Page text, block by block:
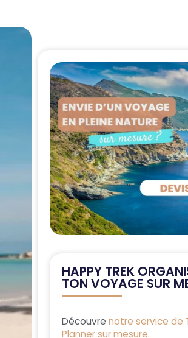
HAPPY TREK
TON VOYAGE SUR
Découvre notre service de
Planner sur mesure.